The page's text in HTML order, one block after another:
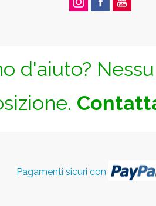
d'aiuto?
Pagamenti sicuri con